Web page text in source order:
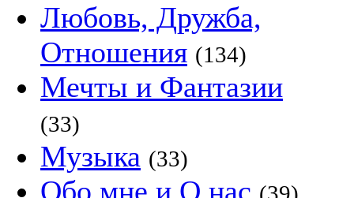
Любовь, Дружба,
Отношения (134)
Мечты и Фантазии
(33)
Музыка (33)
Обо мне и О нас